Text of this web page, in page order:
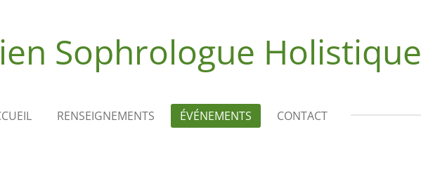
Sophrologue Holistique
RENSEIGNEMENTS ÉVÉNEMENTS CONTACT